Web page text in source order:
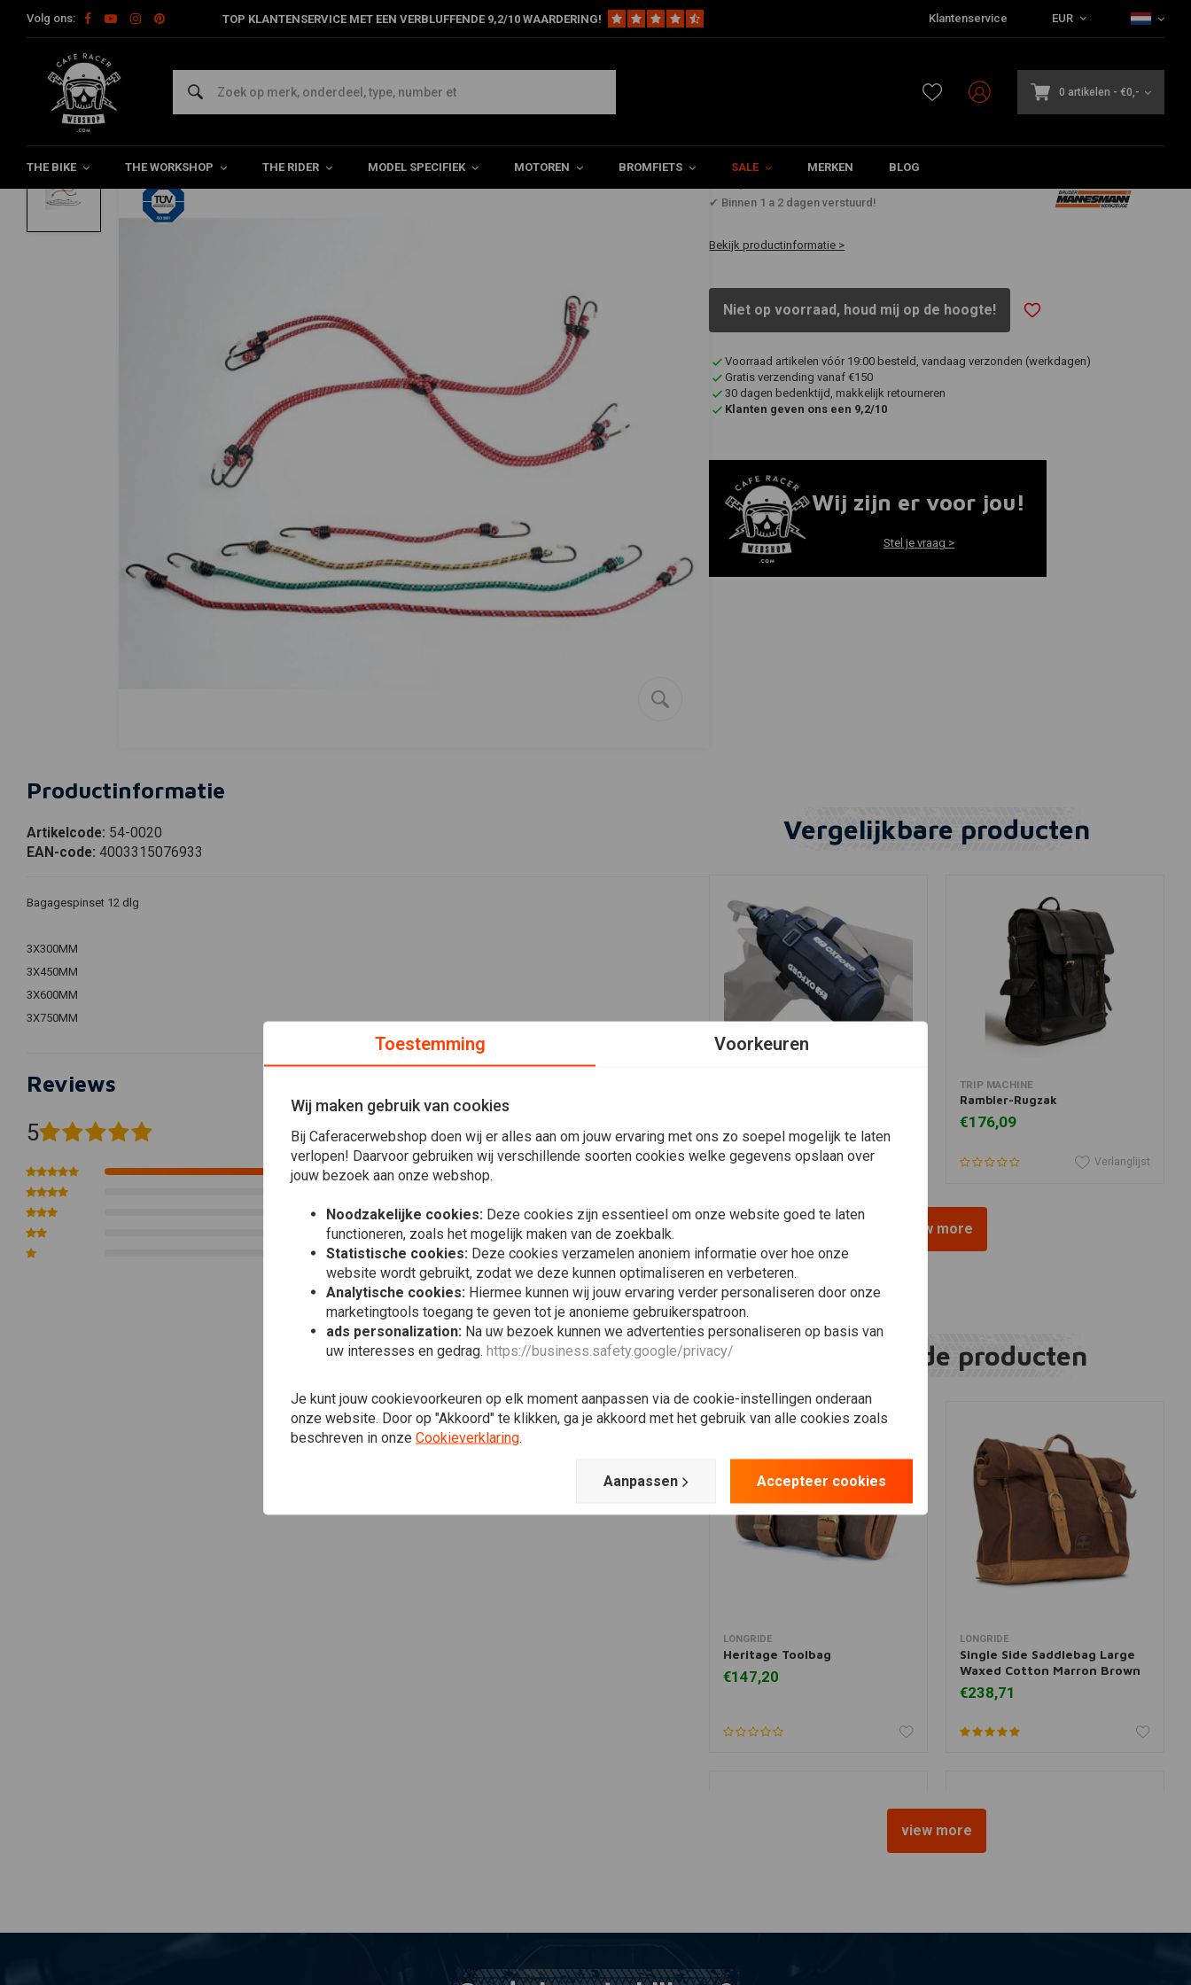
Volg ons: TOP KLANTENSERVICE MET EEN VERBLUFFENDE 9,2/10 WAARDERING! Klantenservice EUR
0 artikelen - €0,-
THE BIKE THE WORKSHOP THE RIDER MODEL SPECIFIEK MOTOREN BROMFIETS SALE MERKEN BLOG
Home The Rider Tassen Transport Bagagespinset 12 dlg
MANNESMANN
Bagagespinset 12 dlg
€3,94
✔ Binnen 1 a 2 dagen verstuurd!
Bekijk productinformatie >
Niet op voorraad, houd mij op de hoogte!
Voorraad artikelen vóór 19:00 besteld, vandaag verzonden (werkdagen)
Gratis verzending vanaf €150
30 dagen bedenktijd, makkelijk retourneren
Klanten geven ons een 9,2/10
Wij zijn er voor jou!
Stel je vraag >
Productinformatie
Artikelcode: 54-0020
EAN-code: 4003315076933
Bagagespinset 12 dlg
3X300MM
3X450MM
3X600MM
3X750MM
Reviews
5 (1 beoordelingen)
1
0
0
0
Plaats ook een review
Stefan v.
Prima setje, handige verschillende maten.
Vergelijkbare producten
Verlanglijst
View more
TRIP MACHINE
Rambler-Rugzak
€176,09
Verlanglijst
View more
Gerelateerde producten
Toevoegen aan winkelwagen
LONGRIDE
Heritage Toolbag
€147,20
Toevoegen aan winkelwagen
LONGRIDE
Single Side Saddlebag Large
Waxed Cotton Marron Brown
€238,71
view more
Toestemming Voorkeuren
Wij maken gebruik van cookies
Bij Caferacerwebshop doen wij er alles aan om jouw ervaring met ons zo soepel mogelijk te laten
verlopen! Daarvoor gebruiken wij verschillende soorten cookies welke gegevens opslaan over
jouw bezoek aan onze webshop.
Noodzakelijke cookies: Deze cookies zijn essentieel om onze website goed te laten
functioneren, zoals het mogelijk maken van de zoekbalk.
Statistische cookies: Deze cookies verzamelen anoniem informatie over hoe onze
website wordt gebruikt, zodat we deze kunnen optimaliseren en verbeteren.
Analytische cookies: Hiermee kunnen wij jouw ervaring verder personaliseren door onze
marketingtools toegang te geven tot je anonieme gebruikerspatroon.
ads personalization: Na uw bezoek kunnen we advertenties personaliseren op basis van
uw interesses en gedrag. https://business.safety.google/privacy/
Je kunt jouw cookievoorkeuren op elk moment aanpassen via de cookie-instellingen onderaan
onze website. Door op "Akkoord" te klikken, ga je akkoord met het gebruik van alle cookies zoals
beschreven in onze Cookieverklaring.
Aanpassen Accepteer cookies